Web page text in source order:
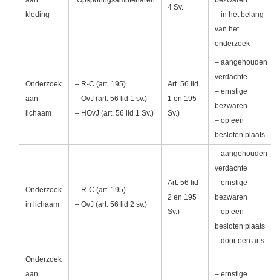
kleding
4 Sv.
– in het belang
van het
onderzoek
Onderzoek
aan
lichaam
– R-C (art. 195)
– OvJ (art. 56 lid 1 sv.)
– HOvJ (art. 56 lid 1 Sv.)
Art. 56 lid
1 en 195
Sv.)
– aangehouden
verdachte
– ernstige
bezwaren
– op een
besloten plaats
Onderzoek
in lichaam
– R-C (art. 195)
– OvJ (art. 56 lid 2 sv.)
Art. 56 lid
2 en 195
Sv.)
– aangehouden
verdachte
– ernstige
bezwaren
– op een
besloten plaats
– door een arts
Onderzoek
aan
– ernstige